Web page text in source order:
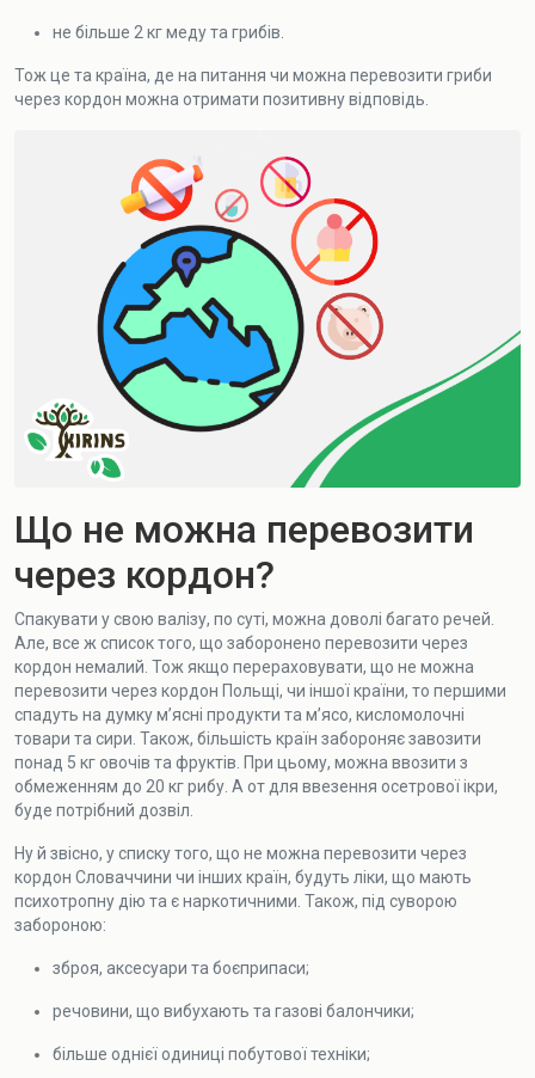
не більше 2 кг меду та грибів.
Тож це та країна, де на питання чи можна перевозити гриби
через кордон можна отримати позитивну відповідь.
Що не можна перевозити
через кордон?
Спакувати у свою валізу, по суті, можна доволі багато речей.
Але, все ж список того, що заборонено перевозити через
кордон немалий. Тож якщо перераховувати, що не можна
перевозити через кордон Польщі, чи іншої країни, то першими
спадуть на думку м’ясні продукти та м’ясо, кисломолочні
товари та сири. Також, більшість країн забороняє завозити
понад 5 кг овочів та фруктів. При цьому, можна ввозити з
обмеженням до 20 кг рибу. А от для ввезення осетрової ікри,
буде потрібний дозвіл.
Ну й звісно, у списку того, що не можна перевозити через
кордон Словаччини чи інших країн, будуть ліки, що мають
психотропну дію та є наркотичними. Також, під суворою
забороною:
зброя, аксесуари та боєприпаси;
речовини, що вибухають та газові балончики;
більше однієї одиниці побутової техніки;